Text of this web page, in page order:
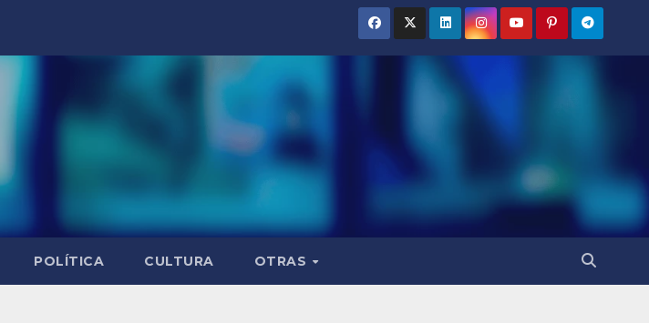
POLÍTICA CULTURA OTRAS